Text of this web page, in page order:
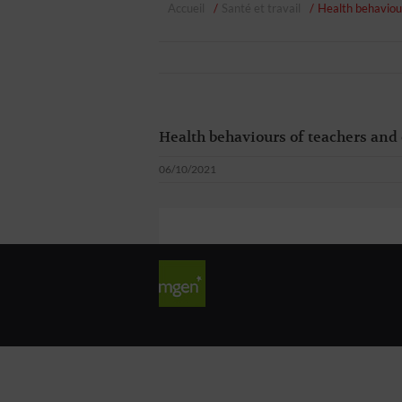
Health
Health behaviours of teachers
06/10/2021